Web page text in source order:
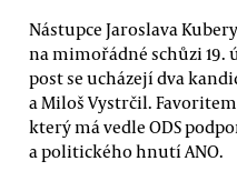
Nástupce Jaroslava
na mimořádné schůzi 19.
post se ucházejí dva
a Miloš Vystrčil.
který má vedle ODS
a politického hnutí ANO.